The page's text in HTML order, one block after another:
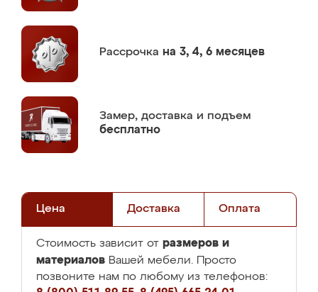
Рассрочка на 3, 4, 6 месяцев
Замер, доставка и подъем
бесплатно
Цена Доставка Оплата
Стоимость зависит от размеров и
материалов Вашей мебели. Просто
позвоните нам по любому из телефонов: